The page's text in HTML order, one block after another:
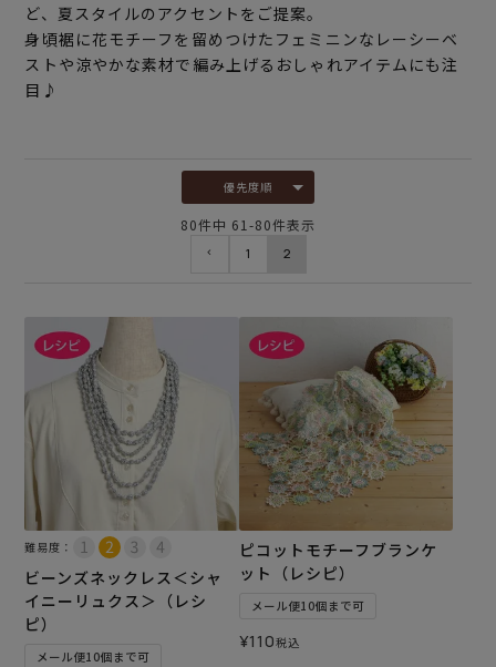
ど、夏スタイルのアクセントをご提案。
身頃裾に花モチーフを留めつけたフェミニンなレーシーベ
ストや涼やかな素材で編み上げるおしゃれアイテムにも注
目♪
優先度順
80件中 61 -80件表示
1 2
難易度：
ビーンズネックレス＜シャ
イニーリュクス＞（レシ
ピ）
メール便10個まで可
ピコットモチーフブランケ
ット（レシピ）
メール便10個まで可
¥110税込